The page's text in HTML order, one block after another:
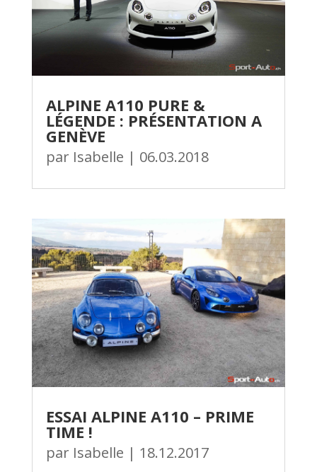
ALPINE A110 PURE &
LÉGENDE : PRÉSENTATION A
GENÈVE
par Isabelle | 06.03.2018
ESSAI ALPINE A110 – PRIME
TIME !
par Isabelle | 18.12.2017